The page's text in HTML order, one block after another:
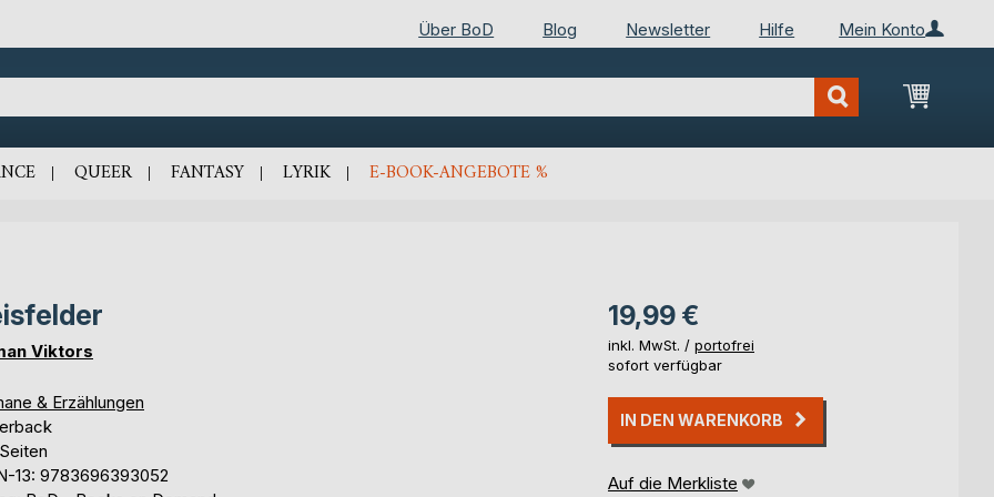
Mein Konto
Über BoD Blog Newsletter Hilfe
Mein
QUEER FANTASY LYRIK E-BOOK-ANGEBOTE %
Viktors
& Erzählungen
13: 9783696393052
19,99 €
inkl. MwSt. / portofrei
sofort verfügbar
IN DEN WARENKORB
Auf die Merkliste